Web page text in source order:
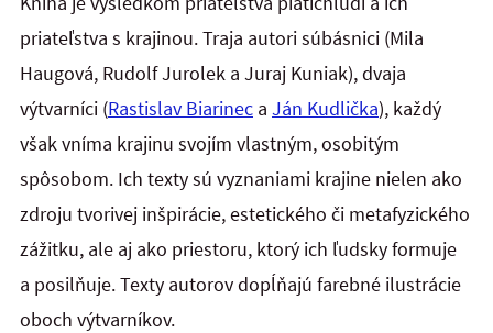
priateľstva s krajinou. Traja autori súbásnici (Mila
Haugová, Rudolf Jurolek a Juraj Kuniak), dvaja
výtvarníci (Rastislav Biarinec a Ján Kudlička), každý
však vníma krajinu svojím vlastným, osobitým
spôsobom. Ich texty sú vyznaniami krajine nielen ako
zdroju tvorivej inšpirácie, estetického či metafyzického
zážitku, ale aj ako priestoru, ktorý ich ľudsky formuje
a posilňuje. Texty autorov dopĺňajú farebné ilustrácie
oboch výtvarníkov.